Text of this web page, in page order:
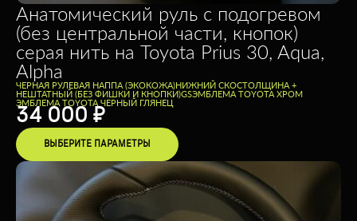
Анатомический руль с подогревом
(без центральной части, кнопок)
серая нить на Toyota Prius 30, Aqua,
Alpha
ЧЕРНАЯ РУЛЕВАЯ НАППА (ЭКОКОЖА)НИЖНИЙ СКОСТОЛЩИНА +
НЕШТАТНЫЙ (БЕЗ ФИШКИ И КНОПКИ)GSЭМБЛЕМА TOYOTA ХРОМ
ЭМБЛЕМА TOYOTA ЧЕРНЫЙ ГЛЯНЕЦ
34 000 ₽
ВЫБЕРИТЕ ПАРАМЕТРЫ